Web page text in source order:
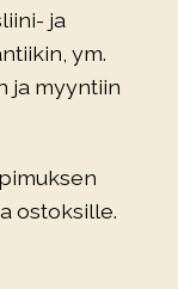
ja
ym.
ja myyntiin
ostoksille.